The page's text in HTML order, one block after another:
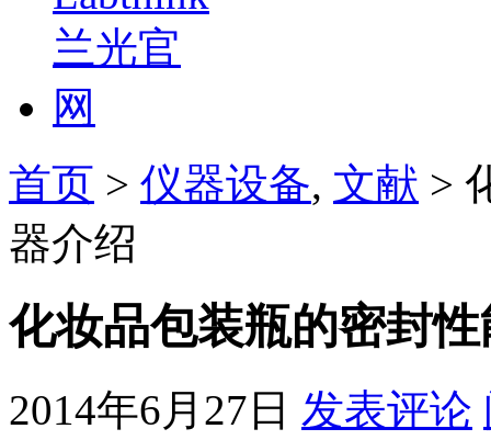
首页 > 仪器设备, 文献 >
器介绍
化妆品包装瓶的密封
2014年6月27日 发表评论